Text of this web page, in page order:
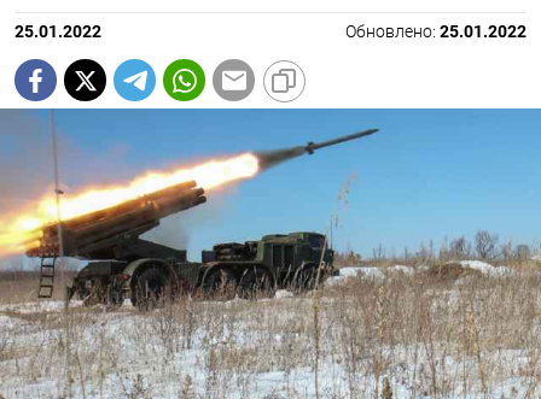
25.01.2022 Обновлено: 25.01.2022